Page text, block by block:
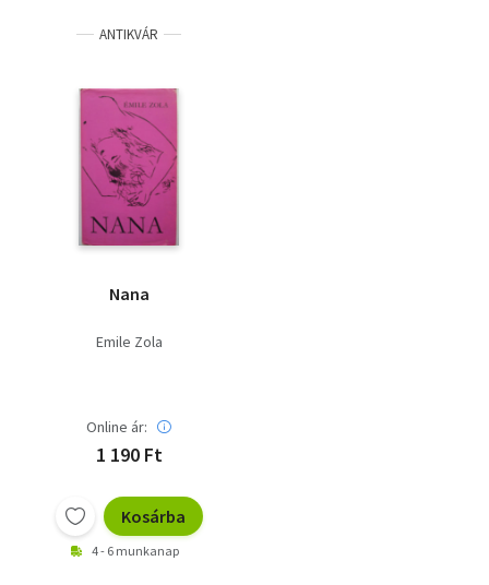
ANTIKVÁR
Nana
Emile Zola
Online ár:
1 190 Ft
Kosárba
4 - 6 munkanap